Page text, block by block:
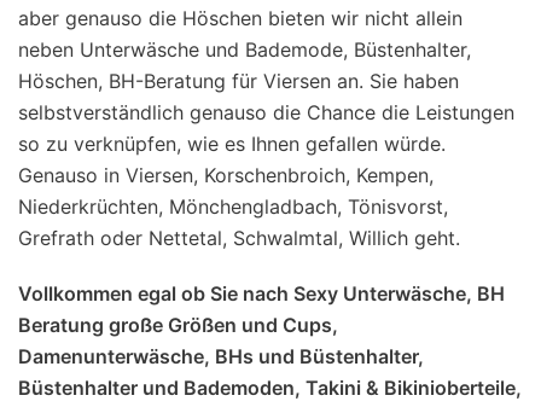
aber genauso die Höschen bieten wir nicht allein
neben Unterwäsche und Bademode, Büstenhalter,
Höschen, BH-Beratung für Viersen an. Sie haben
selbstverständlich genauso die Chance die Leistungen
so zu verknüpfen, wie es Ihnen gefallen würde.
Genauso in Viersen, Korschenbroich, Kempen,
Niederkrüchten, Mönchengladbach, Tönisvorst,
Grefrath oder Nettetal, Schwalmtal, Willich geht.
Vollkommen egal ob Sie nach Sexy Unterwäsche, BH
Beratung große Größen und Cups,
Damenunterwäsche, BHs und Büstenhalter,
Büstenhalter und Bademoden, Takini & Bikinioberteile,